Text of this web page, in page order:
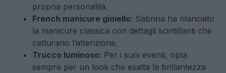
propria personalità.
French manicure gioiello: Sabrina ha rilanciato
la manicure classica con dettagli scintillanti che
catturano l’attenzione.
Trucco luminoso: Per i suoi eventi, opta
sempre per un look che esalta la brillantezza